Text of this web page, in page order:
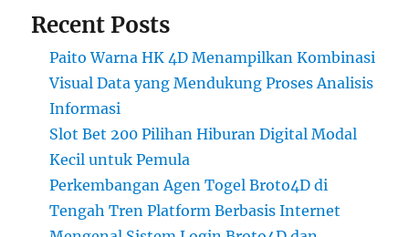
Recent Posts
Paito Warna HK 4D Menampilkan Kombinasi
Visual Data yang Mendukung Proses Analisis
Informasi
Slot Bet 200 Pilihan Hiburan Digital Modal
Kecil untuk Pemula
Perkembangan Agen Togel Broto4D di
Tengah Tren Platform Berbasis Internet